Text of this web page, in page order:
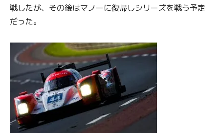
戦したが、その後はマノーに復帰しシリーズを戦う予定
だった。